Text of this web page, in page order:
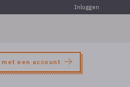
Inloggen
met een account